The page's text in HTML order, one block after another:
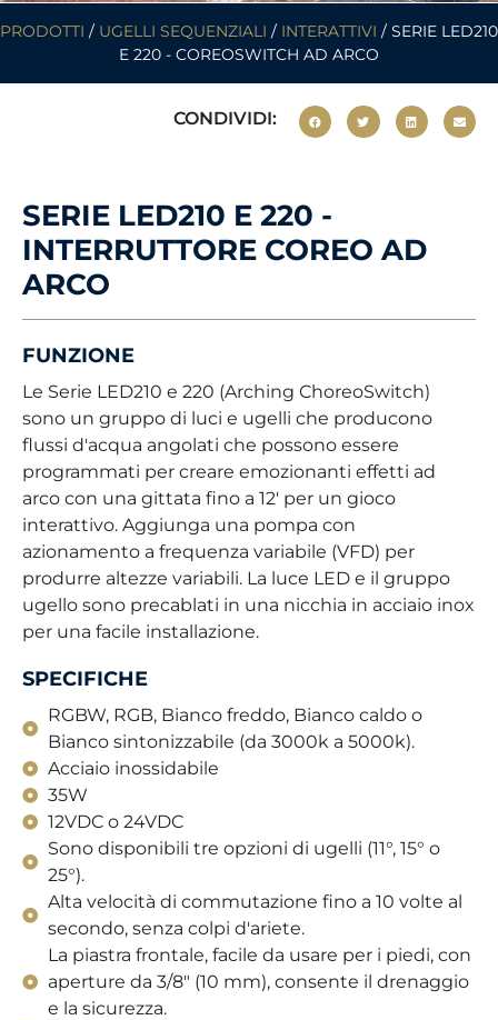
PRODOTTI / UGELLI SEQUENZIALI / INTERATTIVI / SERIE LED210
E 220 - COREOSWITCH AD ARCO
CONDIVIDI:
SERIE LED210 E 220 -
INTERRUTTORE COREO AD
ARCO
FUNZIONE
Le Serie LED210 e 220 (Arching ChoreoSwitch)
sono un gruppo di luci e ugelli che producono
flussi d'acqua angolati che possono essere
programmati per creare emozionanti effetti ad
arco con una gittata fino a 12′ per un gioco
interattivo. Aggiunga una pompa con
azionamento a frequenza variabile (VFD) per
produrre altezze variabili. La luce LED e il gruppo
ugello sono precablati in una nicchia in acciaio inox
per una facile installazione.
SPECIFICHE
RGBW, RGB, Bianco freddo, Bianco caldo o
Bianco sintonizzabile (da 3000k a 5000k).
Acciaio inossidabile
35W
12VDC o 24VDC
Sono disponibili tre opzioni di ugelli (11°, 15° o
25°).
Alta velocità di commutazione fino a 10 volte al
secondo, senza colpi d'ariete.
La piastra frontale, facile da usare per i piedi, con
aperture da 3/8" (10 mm), consente il drenaggio
e la sicurezza.